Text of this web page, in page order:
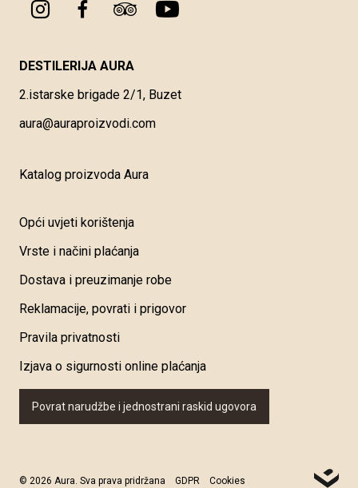
DESTILERIJA AURA
2.istarske brigade 2/1, Buzet
aura@auraproizvodi.com
Katalog proizvoda Aura
Opći uvjeti korištenja
Vrste i načini plaćanja
Dostava i preuzimanje robe
Reklamacije, povrati i prigovor
Pravila privatnosti
Izjava o sigurnosti online plaćanja
Povrat narudžbe i jednostrani raskid ugovora
© 2026 Aura. Sva prava pridržana GDPR Cookies